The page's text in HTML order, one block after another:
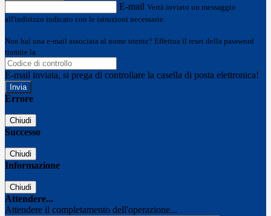
E-mail Verrà inviato un messaggio
all'indirizzo indicato con le istruzioni necessarie.
Non hai una e-mail associata al nome utente? Effettua il reset della password
tramite la
E-mail inviata, si prega di controllare la casella di posta elettronica!
Errore
Chiudi
Successo
Chiudi
Informazione
Chiudi
Attendere...
Attendere il completamento dell'operazione...